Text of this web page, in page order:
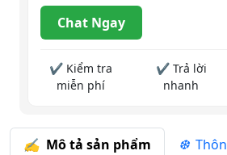
Chat Ngay
✔ Kiểm tra
miễn phí
✔ Trả lời
nhanh
Mô tả sản phẩm